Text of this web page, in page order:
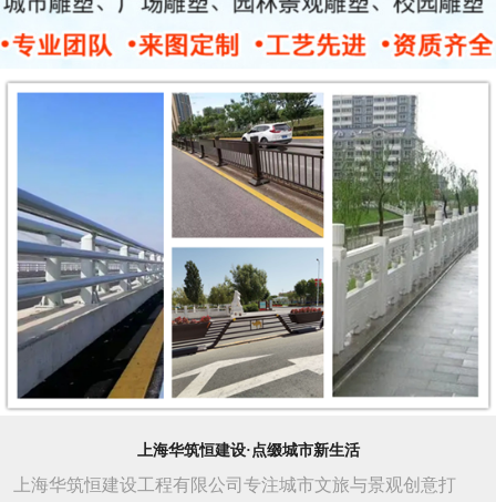
上海华筑恒建设·点缀城市新生活
上海华筑恒建设工程有限公司专注城市文旅与景观创意打